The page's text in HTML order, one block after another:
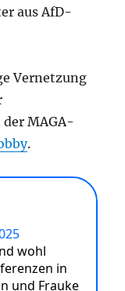
aus AfD-
Vernetzung
MAGA-
.